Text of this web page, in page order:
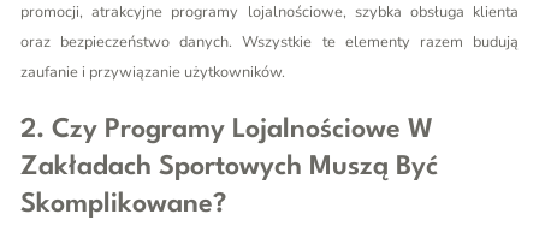
promocji, atrakcyjne programy lojalnościowe, szybka obsługa klienta
oraz bezpieczeństwo danych. Wszystkie te elementy razem budują
zaufanie i przywiązanie użytkowników.
2. Czy Programy Lojalnościowe W
Zakładach Sportowych Muszą Być
Skomplikowane?